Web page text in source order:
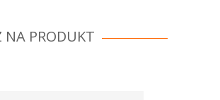
NA PRODUKT